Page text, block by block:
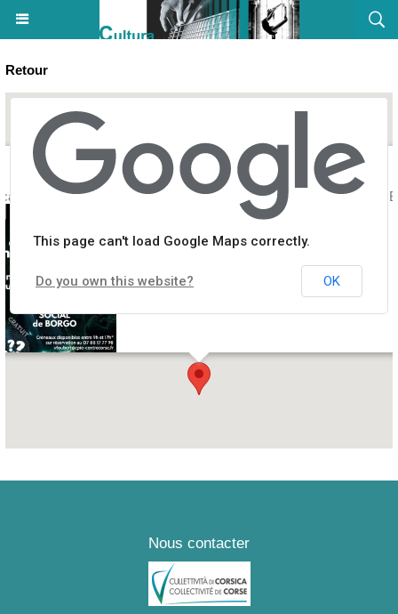
Retour
Game : Les mystères de l'eau souterraine - Centre social - U
This page can't load Google Maps correctly.
Do you own this website? OK
Nous contacter